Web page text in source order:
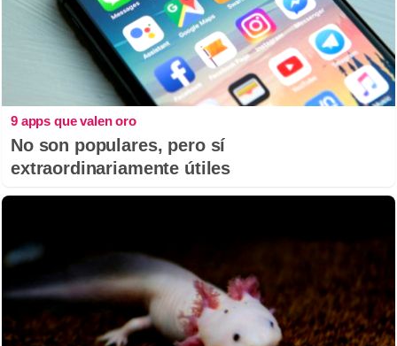
9 apps que valen oro
No son populares, pero sí
extraordinariamente útiles